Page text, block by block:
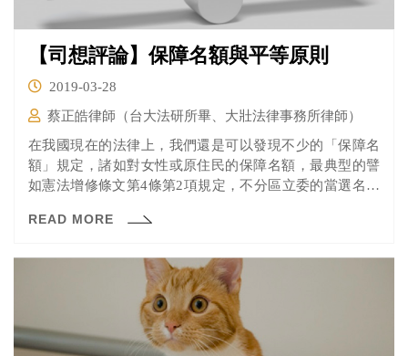
【司想評論】保障名額與平等原則
2019-03-28
蔡正皓律師（台大法研所畢、大壯法律事務所律師）
在我國現在的法律上，我們還是可以發現不少的「保障名
額」規定，諸如對女性或原住民的保障名額，最典型的譬
如憲法增修條文第4條第2項規定，不分區立委的當選名單
障法第4條規定，各級政府機關、公立學校及公營事業機構
READ MORE